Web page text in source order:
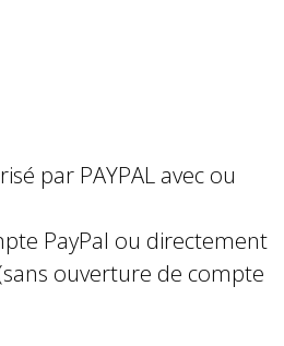
par PAYPAL avec ou
PayPal ou directement
ouverture de compte